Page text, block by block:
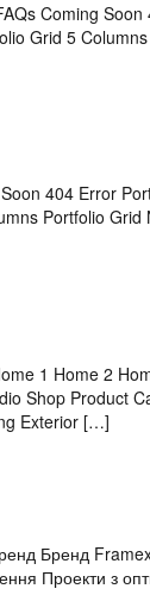
Coming Soon
Grid 5
404 Error
Portfolio Grid
1 Home 2
Shop Product
Exterior […]
Бренд
Проекти з